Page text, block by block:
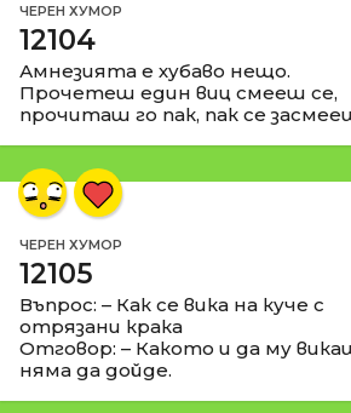
ЧЕРЕН ХУМОР
12104
Амнезията е хубаво нещо.
Прочетеш един виц смееш се,
прочиташ го пак, пак се
ЧЕРЕН ХУМОР
12105
Въпрос: – Как се вика на куче с
отрязани крака
Отговор: – Какото и да му
няма да дойде.